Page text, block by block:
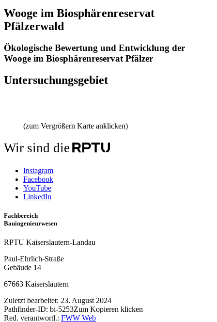
Wooge im Biosphärenreservat
Pfälzerwald
Ökologische Bewertung und Entwicklung der
Wooge im Biosphärenreservat Pfälzer
Untersuchungsgebiet
(zum Vergrößern Karte anklicken)
Wir sind die
Instagram
Facebook
YouTube
LinkedIn
Fachbereich
Bauingenieurwesen
RPTU Kaiserslautern-Landau
Paul-Ehrlich-Straße
Gebäude 14
67663 Kaiserslautern
Zuletzt bearbeitet: 23. August 2024
Pathfinder-ID: bi-5253Zum Kopieren klicken
Red. verantwortl.: FWW Web